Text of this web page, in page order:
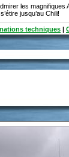
les magnifiques
jusqu’au Chili!
techniques |